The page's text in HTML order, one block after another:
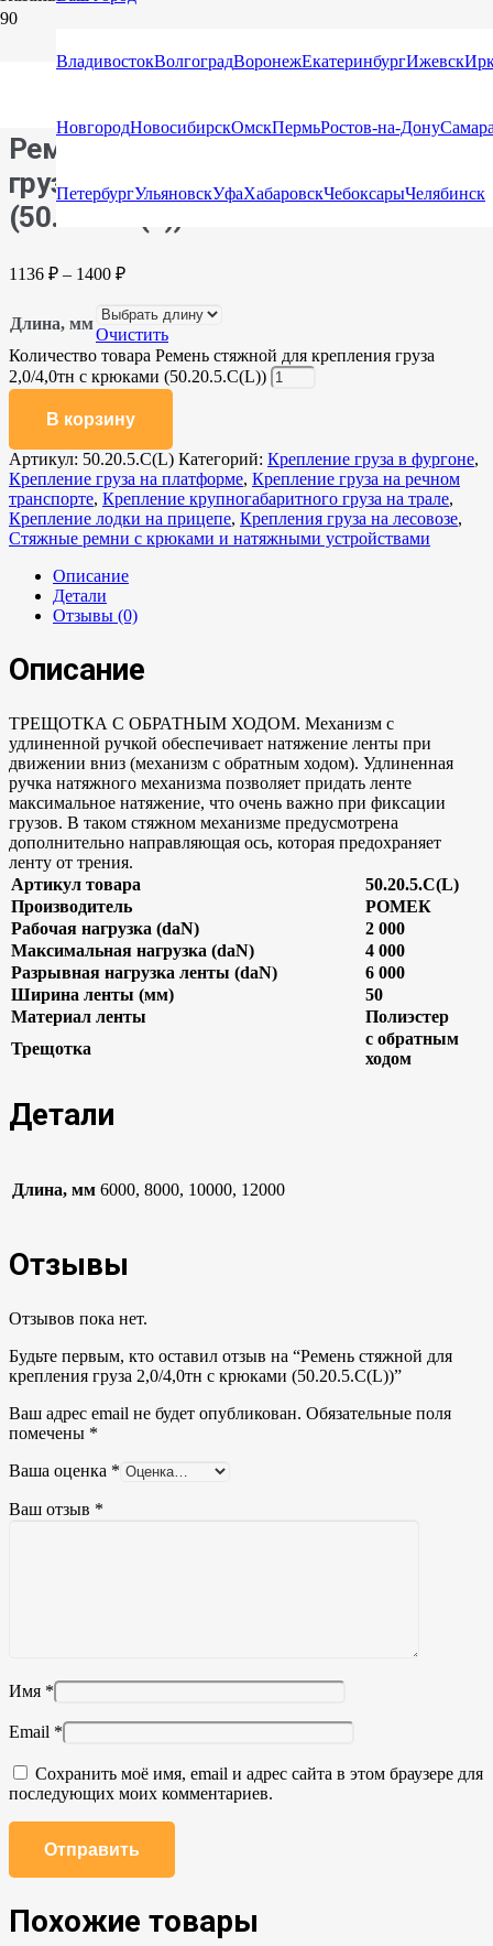
ВладивостокВолгоградВоронежЕкатеринбургИжевск
НовгородНовосибирскОмскПермьРостов-на-Дону
ПетербургУльяновскУфаХабаровскЧебоксарыЧелябинск
Главная/Каталог/Стяжные ремни/Стяжные ремни с
Ремень стяжной для крепления
груза 2,0/4,0тн с крюками
(50.20.5.C(L))
1136 ₽ – 1400 ₽
Длина, мм
Очистить
Количество товара Ремень стяжной для крепления груза
2,0/4,0тн с крюками (50.20.5.C(L))
В корзину
Артикул: 50.20.5.C(L) Категорий: Крепление груза в фургоне,
Крепление груза на платформе, Крепление груза на речном
транспорте, Крепление крупногабаритного груза на трале,
Крепление лодки на прицепе, Крепления груза на лесовозе,
Стяжные ремни с крюками и натяжными устройствами
Описание
Детали
Отзывы (0)
Описание
ТРЕЩОТКА С ОБРАТНЫМ ХОДОМ. Механизм с
удлиненной ручкой обеспечивает натяжение ленты при
движении вниз (механизм с обратным ходом). Удлиненная
ручка натяжного механизма позволяет придать ленте
максимальное натяжение, что очень важно при фиксации
грузов. В таком стяжном механизме предусмотрена
дополнительно направляющая ось, которая предохраняет
ленту от трения.
Артикул товара
50.20.5.C(L)
Производитель
РОМЕК
Рабочая нагрузка (daN)
2 000
Максимальная нагрузка (daN)
4 000
Разрывная нагрузка ленты (daN)
6 000
Ширина ленты (мм)
50
Материал ленты
Полиэстер
Трещотка
с обратным
ходом
Детали
Длина, мм 6000, 8000, 10000, 12000
Отзывы
Отзывов пока нет.
Будьте первым, кто оставил отзыв на “Ремень стяжной для
крепления груза 2,0/4,0тн с крюками (50.20.5.C(L))”
Ваш адрес email не будет опубликован. Обязательные поля
помечены *
Ваша оценка *
Ваш отзыв *
Имя *
Email *
Сохранить моё имя, email и адрес сайта в этом браузере для
последующих моих комментариев.
Похожие товары